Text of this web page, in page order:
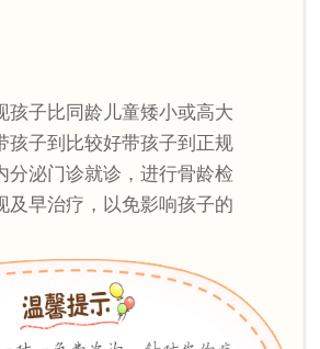
孩子比同龄儿童矮小或高大
孩子到比较好带孩子到正规
分泌门诊就诊，进行骨龄检
及早治疗，以免影响孩子的